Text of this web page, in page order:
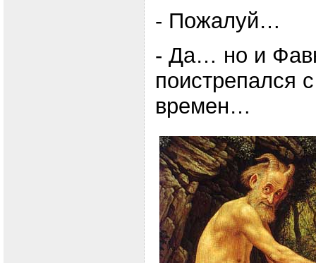
- Пожалуй…
- Да… но и
поистрепался
времен…